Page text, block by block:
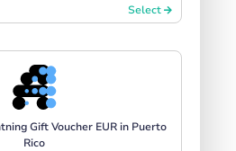
Select
Gift Voucher EUR in Puerto
Rico